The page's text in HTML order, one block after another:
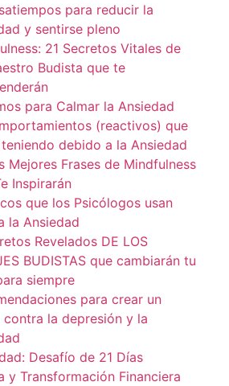
para reducir la
y sentirse pleno
21 Secretos Vitales de
Budista que te
para Calmar la Ansiedad
(reactivos) que
debido a la Ansiedad
Mejores Frases de Mindfulness
Inspirarán
que los Psicólogos usan
la Ansiedad
Revelados DE LOS
BUDISTAS que cambiarán tu
siempre
para crear un
la depresión y la
Desafío de 21 Días
y Transformación Financiera